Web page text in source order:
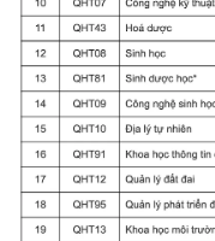
Media Thế giới
Media Thể thao
Media Giáo dục
Media Y tế
Media Khoa học -